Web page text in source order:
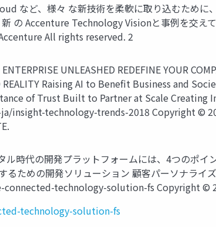
など、様々 な新技術を柔軟に取り込むために
の Accenture Technology Visionと事例を交え
All rights reserved. 2
UNLEASHED REDEFINE YOUR
Raising AI to Benefit Business and
of Trust Built to Partner at Scale
technology-trends-2018 Copyright ©
時代の開発プラットフォームには、4つのポイ
ための開発ソリューション 顧客パーソナライ
technology-solution-fs Copyright ©
technology-solution-fs